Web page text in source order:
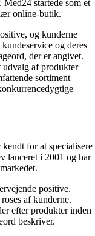
startede som et
online-butik.
og kunderne
og deres
der er angivet.
udvalg af produkter
sortiment
for at specialisere
lanceret i 2001 og har
positive.
af kunderne.
efter produkter inden
beskriver.